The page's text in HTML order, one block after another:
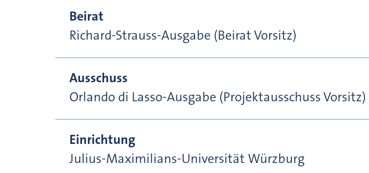
Beirat
Richard-Strauss-Ausgabe (Beirat Vorsitz)
Ausschuss
Orlando di Lasso-Ausgabe (Projektausschuss Vorsitz)
Einrichtung
Julius-Maximilians-Universität Würzburg